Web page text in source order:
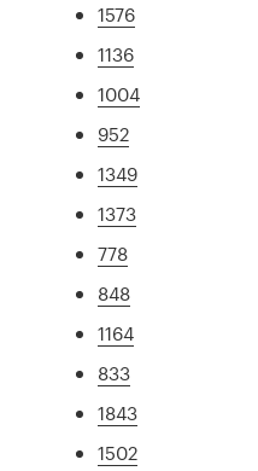
1576
1136
1004
952
1349
1373
778
848
1164
833
1843
1502